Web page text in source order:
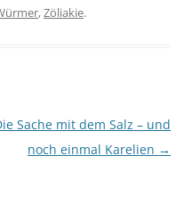
,Zöliakie.
Sache mit dem Salz – und
noch einmal Karelien →